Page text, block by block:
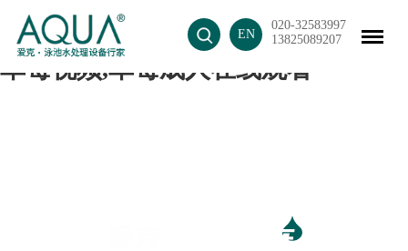
草莓视频官方,草莓视频网站,三级片
草莓视频,草莓成人在线观看
EN
020-32583997
13825089207